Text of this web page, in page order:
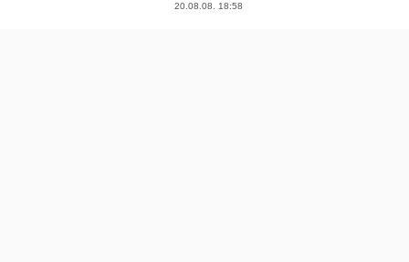
20.08.08. 18:58